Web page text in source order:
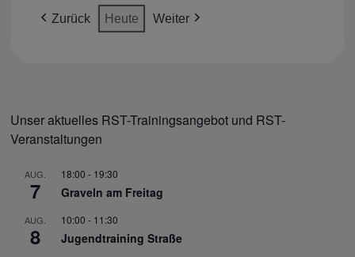
2026
VERANSTALTUNG)
2026
VERANSTALTUNGEN)
VERANSTALTUNG)
Zurück Heute Weiter
Unser aktuelles RST-Trainingsangebot und RST-
Veranstaltungen
AUG.
7
18:00 - 19:30
Graveln am Freitag
AUG.
8
10:00 - 11:30
Jugendtraining Straße